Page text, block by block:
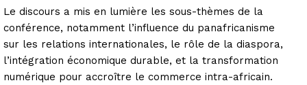
Le discours a mis en lumière les sous-thèmes de la
conférence, notamment l’influence du panafricanisme
sur les relations internationales, le rôle de la diaspora,
l’intégration économique durable, et la transformation
numérique pour accroître le commerce intra-africain.